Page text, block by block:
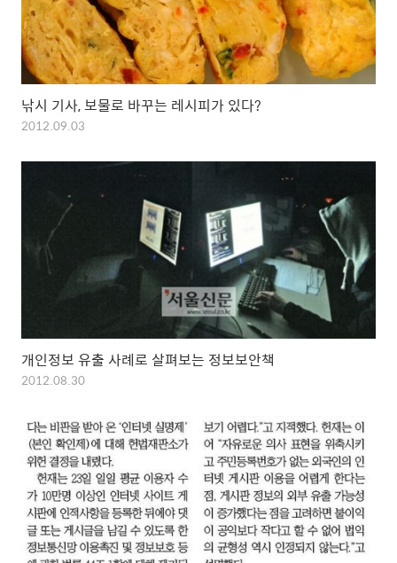
낚시 기사, 보물로 바꾸는 레시피가 있다?
2012.09.03
개인정보 유출 사례로 살펴보는 정보보안책
2012.08.30